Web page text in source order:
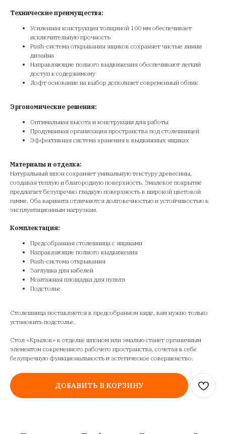
Технические преимущества:
Усиленная конструкция толщиной 100 мм обеспечивает
исключительную прочность
Push-система открывания ящиков сохраняет чистые линии
дизайна
Направляющие полного выдвижения обеспечивают легкий
доступ к содержимому
Лофт основание на выбор дополняет современный облик
Эргономические решения:
Оптимальная высота и конструкции для работы
Продуманная организация пространства под столешницей
Эффективная система хранения в выдвижных ящиках
Материалы и отделка:
Натуральный шпон сохраняет уникальную текстуру древесины,
создавая теплую и благородную поверхность. Эмалевое покрытие
предлагает безупречно гладкую поверхность в широкой цветовой
гамме. Оба варианта отличаются долговечностью и устойчивостью к
эксплуатационным нагрузкам.
Комплектация:
Предсобранная столешница с ящиками
Направляющие полного выдвижения
Push-система открывания
Заглушка для кабелей
Монтажная площадка для пульта
Подстолье
Столешница поставляется в предсобранном виде, вам нужно только
установить подстолье.
Стол «Крылов» в отделке шпоном или эмалью станет органичным
элементом современного рабочего пространства, сочетая в себе
безупречную функциональность и эстетическое совершенство.
ДОБАВИТЬ В КОРЗИНУ